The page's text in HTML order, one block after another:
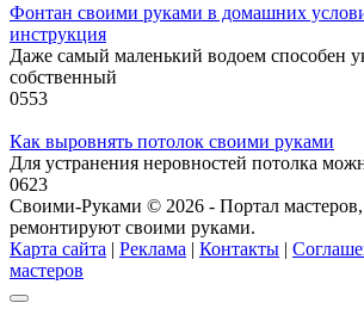
Фонтан своими руками в домашних
инструкция
Даже самый маленький водоем способен
собственный
0553
Как выровнять потолок своими руками
Для устранения неровностей потолка
0623
Своими-Руками © 2026 - Портал мастеров,
ремонтируют своими руками.
Карта сайта | Реклама | Контакты |
мастеров